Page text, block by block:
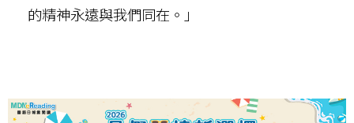
的精神永遠與我們同在。」